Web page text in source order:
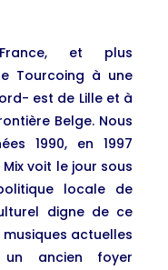
et plus
Tourcoing à une
est de Lille et à
Belge. Nous
1990, en 1997
voit le jour sous
locale de
digne de ce
actuelles
ancien foyer